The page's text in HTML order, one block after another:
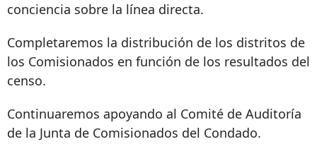
conciencia sobre la línea directa.
Completaremos la distribución de los distritos de
los Comisionados en función de los resultados del
censo.
Continuaremos apoyando al Comité de Auditoría
de la Junta de Comisionados del Condado.